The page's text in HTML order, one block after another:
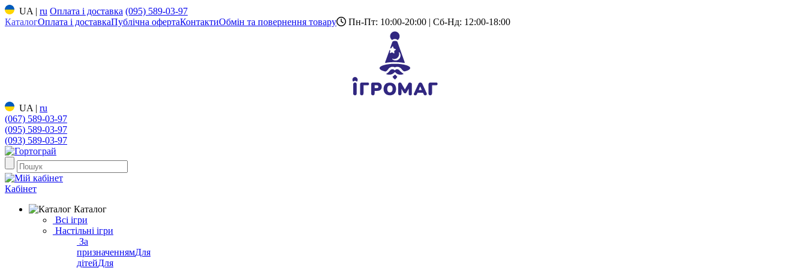
UA | ru Оплата і доставка (095) 589-03-97
КаталогОплата і доставкаПублічна офертаКонтактиОбмін та повернення товару Пн-Пт: 10:00-20:00 | Сб-Нд: 12:00-18:00
UA | ru
(067) 589-03-97
(095) 589-03-97
(093) 589-03-97
Кабінет
Каталог
Всі ігри
Настільні ігри
За
призначеннямДля
дітейДля